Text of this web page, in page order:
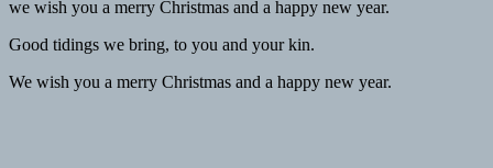
we wish you a merry Christmas and a happy new year.
Good tidings we bring, to you and your kin.
We wish you a merry Christmas and a happy new year.